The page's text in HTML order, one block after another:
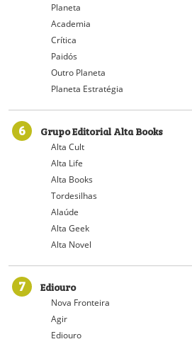
Planeta
Academia
Crítica
Paidós
Outro Planeta
Planeta Estratégia
6 Grupo Editorial Alta Books
Alta Cult
Alta Life
Alta Books
Tordesilhas
Alaúde
Alta Geek
Alta Novel
7 Ediouro
Nova Fronteira
Agir
Ediouro